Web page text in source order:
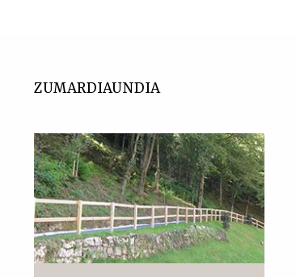
ZUMARDIAUNDIA